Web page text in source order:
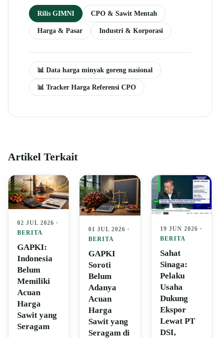
Rilis GIMNI CPO & Sawit Mentah
Harga & Pasar Industri & Korporasi
📊 Data harga minyak goreng nasional
📊 Tracker Harga Referensi CPO
Artikel Terkait
02 JUL 2026 ·
BERITA
GAPKI:
Indonesia
Belum
Memiliki
Acuan
Harga
Sawit yang
Seragam
01 JUL 2026 ·
BERITA
GAPKI
Soroti
Belum
Adanya
Acuan
Harga
Sawit yang
Seragam di
19 JUN 2026 ·
BERITA
Sahat
Sinaga:
Pelaku
Usaha
Dukung
Ekspor
Lewat PT
DSI,